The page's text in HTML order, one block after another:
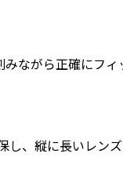
ながら正確にフ
し、縦に長いレン